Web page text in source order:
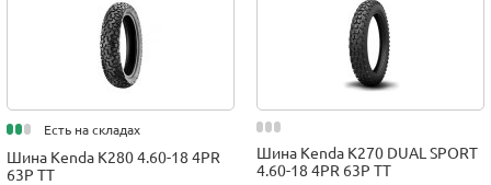
Есть на складах
Шина Kenda K280 4.60-18 4PR
63P TT
Шина Kenda K270 DUAL SPORT
4.60-18 4PR 63P TT